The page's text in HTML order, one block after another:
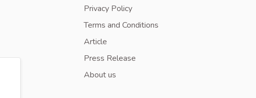
Privacy Policy
Terms and Conditions
Article
Press Release
About us